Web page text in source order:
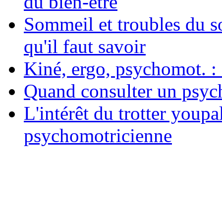
Sommeil et troubles du
qu'il faut savoir
Kiné, ergo, psychomot. :
Quand consulter un
L'intérêt du trotter
psychomotricienne